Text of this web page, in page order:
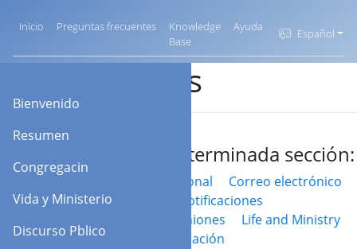
Inicio Preguntas frecuentes
Knowledge
Base
Ayuda Español
Bienvenido
Resumen
Congregacin
Vida y Ministerio
Discurso Pblico
Ajustes
Saltar a determinada sección:
Personal
Correo electrónico
Programar
Notificaciones
Horario de reuniones
Life and Ministry
Sonido
Predicación